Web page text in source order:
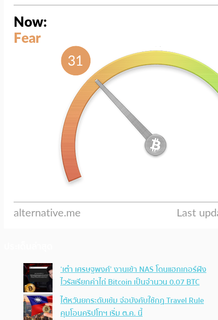
‘เต๋า เศรษฐพงศ์’ งานเข้า NAS โดนแฮกเกอร์ฝัง
ไวรัสเรียกค่าไถ่ Bitcoin เป็นจำนวน 0.07 BTC
ไต้หวันยกระดับเข้ม จ่อบังคับใช้กฏ Travel Rule
คุมโอนคริปโทฯ เริ่ม ต.ค. นี้